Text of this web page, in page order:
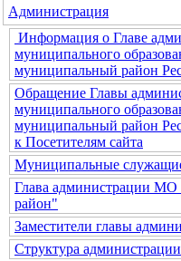
Администрация
Информация о Главе
муниципального
муниципальный район
Обращение Главы
муниципального
муниципальный район
к Посетителям сайта
Муниципальные
Глава администрации МО
район"
Заместители главы
Структура администрации